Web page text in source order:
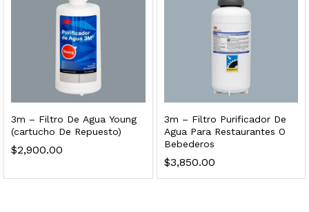
3m – Filtro De Agua Young
(cartucho De Repuesto)
$2,900.00
3m – Filtro Purificador De
Agua Para Restaurantes O
Bebederos
$3,850.00
filtración, UV y contador Welltek WT-WFS-BF
y filtración Welltek WT-WDF-30M